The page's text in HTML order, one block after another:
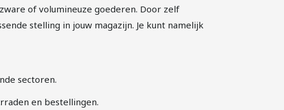
of volumineuze goederen. Door zelf
stelling in jouw magazijn. Je kunt namelijk
sectoren.
en bestellingen.